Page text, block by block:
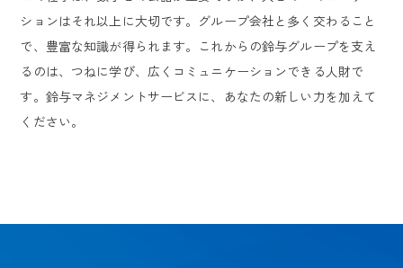
ションはそれ以上に大切です。グループ会社と多く交わること
で、豊富な知識が得られます。これからの鈴与グループを支え
るのは、つねに学び、広くコミュニケーションできる人財で
す。鈴与マネジメントサービスに、あなたの新しい力を加えて
ください。